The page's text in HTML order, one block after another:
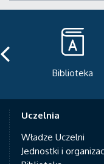
Portal ofertowy
Uczelnia
Władze Uczelni
Jednostki i